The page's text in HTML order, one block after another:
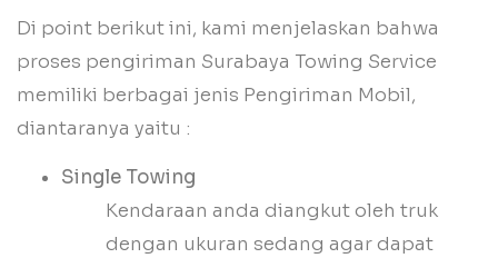
Di point berikut ini, kami menjelaskan bahwa
proses pengiriman Surabaya Towing Service
memiliki berbagai jenis Pengiriman Mobil,
diantaranya yaitu :
Single Towing
Kendaraan anda diangkut oleh truk
dengan ukuran sedang agar dapat